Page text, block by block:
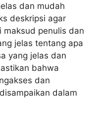
dan mudah
deskripsi agar
maksud penulis dan
jelas tentang apa
yang jelas dan
bahwa
dan
dalam